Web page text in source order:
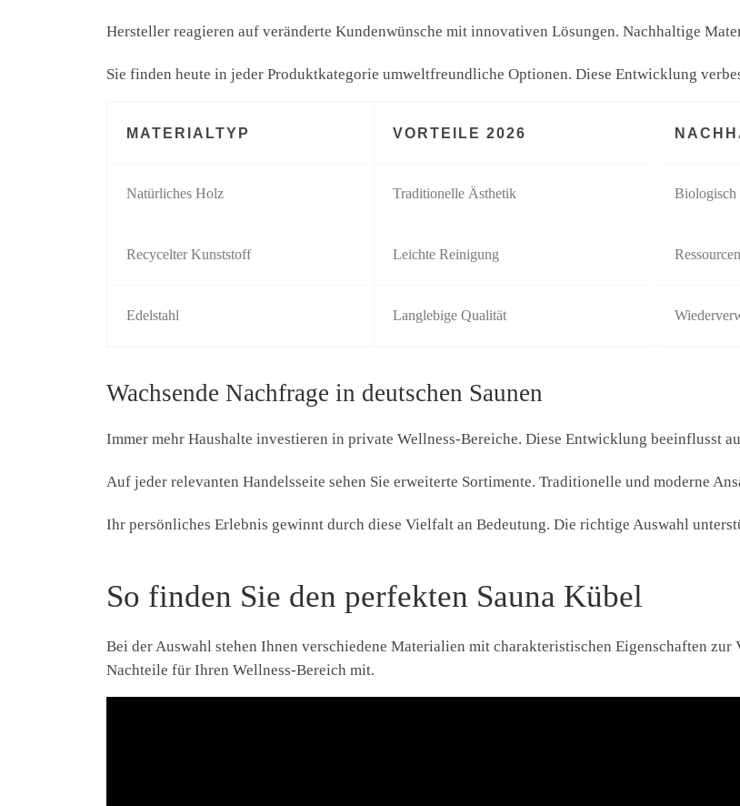
Hersteller reagieren auf veränderte Kundenwünsche mit innovativen Lösungen. Nachhaltige
Sie finden heute in jeder Produktkategorie umweltfreundliche Optionen. Diese Entwicklung
MATERIALTYP VORTEILE 2026
Natürliches Holz Traditionelle Ästhetik Biologisch
Recycelter Kunststoff Leichte Reinigung
Edelstahl Langlebige Qualität
Wachsende Nachfrage in deutschen Saunen
Immer mehr Haushalte investieren in private Wellness-Bereiche. Diese Entwicklung beeinflusst
Auf jeder relevanten Handelsseite sehen Sie erweiterte Sortimente. Traditionelle und moderne
Ihr persönliches Erlebnis gewinnt durch diese Vielfalt an Bedeutung. Die richtige Auswahl
So finden Sie den perfekten Sauna Kübel
Bei der Auswahl stehen Ihnen verschiedene Materialien mit charakteristischen Eigenschaften zur
Nachteile für Ihren Wellness-Bereich mit.